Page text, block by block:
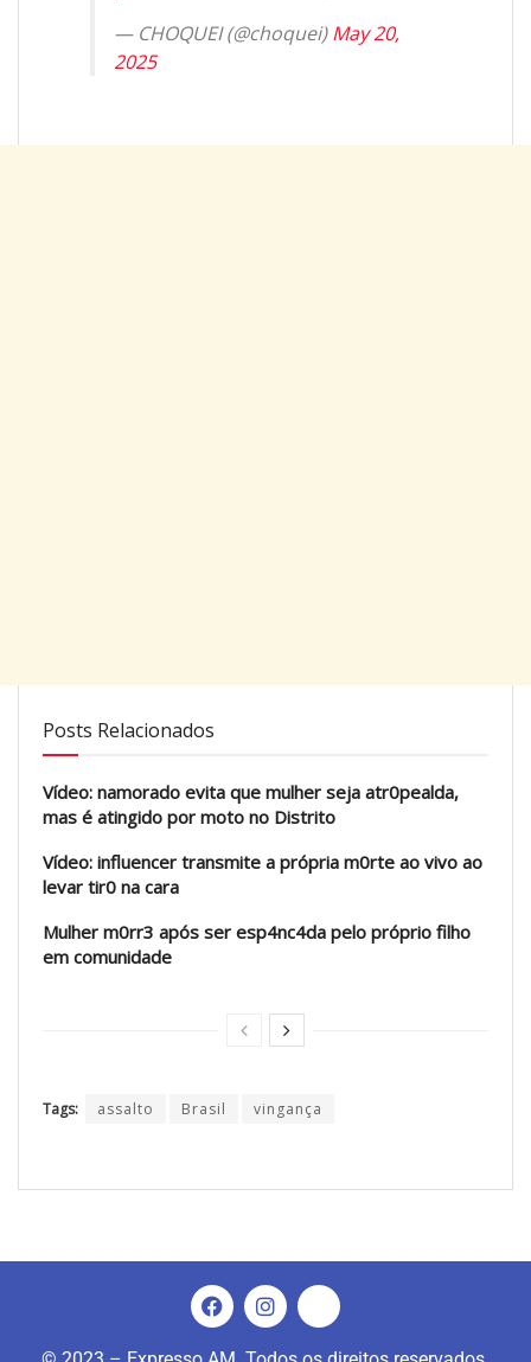
— CHOQUEI (@choquei)May 20,
2025
Posts Relacionados
Vídeo: namorado evita que mulher seja atr0pealda,
mas é atingido por moto no Distrito
Vídeo: influencer transmite a própria m0rte ao vivo ao
levar tir0 na cara
Mulher m0rr3 após ser esp4nc4da pelo próprio filho
em comunidade
Tags: assalto Brasil vingança